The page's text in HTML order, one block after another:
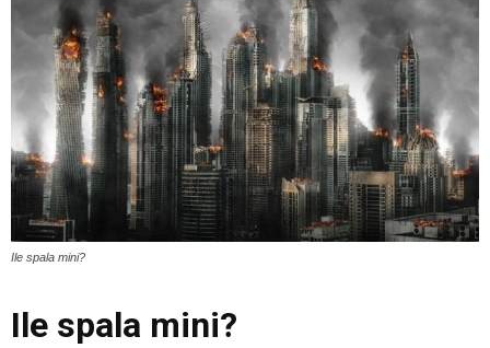
Ile spala mini?
Ile spala mini?